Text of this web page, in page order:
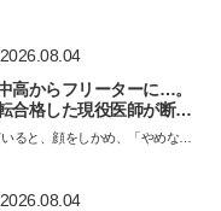
2026.08.04
高からフリーターに…。
合格した現役医師が断言
勉強に役立った」そう考
ると、顔をしかめ、「やめなさ
2026.08.04